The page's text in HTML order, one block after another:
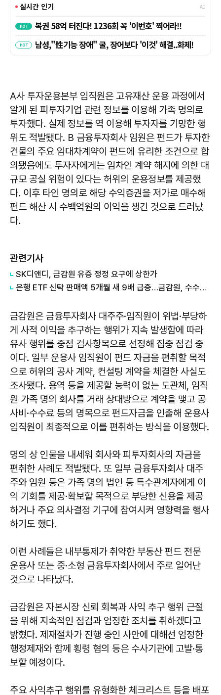
A사 투자운용본부 임직원은 고유재산 운용 과정에서
알게 된 피투자기업 관련 정보를 이용해 가족 명의로
투자했다. 실제 정보를 역 이용해 투자자를 기망한 행
위도 적발됐다. B 금융투자회사 임원은 펀드가 투자한
건물의 주요 임대차계약이 펀드에 유리한 조건으로 합
의됐음에도 투자자에게는 임차인 계약 해지에 의한 대
규모 공실 위험이 있다는 허위의 운용정보를 제공했
다. 이후 타인 명의로 해당 수익증권을 저가로 매수해
펀드 해산 시 수백억원의 이익을 챙긴 것으로 드러났
다.
관련기사
SK디앤디, 금감원 유증 정정 요구에 상한가
은행 ETF 신탁 판매액 5개월 새 9배 급증…금감원, 수수료 체계 손본다
금감원은 금융투자회사 대주주·임직원이 위법·부당하
게 사적 이익을 추구하는 행위가 지속 발생함에 따라
유사 행위를 중점 검사항목으로 선정해 집중 점검 중
이다. 일부 운용사 임직원이 펀드 자금을 편취할 목적
으로 허위의 공사 계약, 컨설팅 계약을 체결한 사실도
조사됐다. 용역 등을 제공할 능력이 없는 도관체, 임직
원 가족 명의 회사를 거래 상대방으로 계약을 맺고 공
사비·수수료 등의 명목으로 펀드자금을 인출해 운용사
임직원이 최종적으로 이를 편취하는 방식을 이용했다.
명의 상 인물을 내세워 회사와 피투자회사의 자금을
편취한 사례도 적발됐다. 또 일부 금융투자회사 대주
주와 임원 등은 가족 명의 법인 등 특수관계자에게 이
익 기회를 제공·확보할 목적으로 부당한 신용을 제공
하거나 주요 의사결정 기구에 참여시켜 영향력을 행사
하기도 했다.
이런 사례들은 내부통제가 취약한 부동산 펀드 전문
운용사 또는 중·소형 금융투자회사에서 주로 일어난
것으로 나타났다.
금감원은 자본시장 신뢰 회복과 사익 추구 행위 근절
을 위해 지속적인 점검과 엄정한 조치를 취하겠다고
밝혔다. 제재절차가 진행 중인 사안에 대해선 엄정한
행정제재와 함께 횡령 혐의 등은 수사기관에 고발·통
보할 예정이다.
주요 사익추구 행위를 유형화한 체크리스트 등을 배포